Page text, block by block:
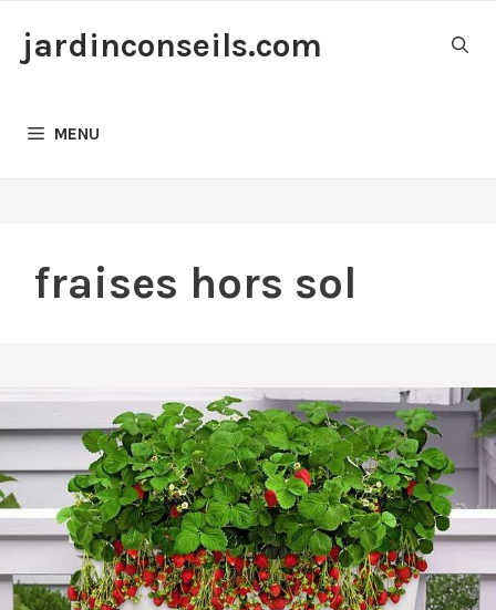
jardinconseils.com
MENU
fraises hors sol